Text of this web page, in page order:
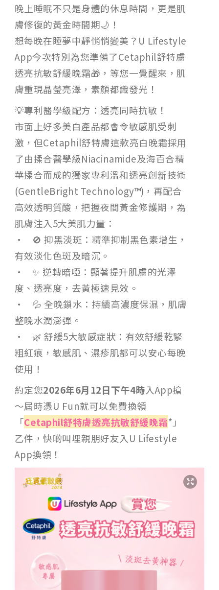
晚上睡眠不只是身體的休息時間，更是肌
膚修復的黃金時間期🌙！
想每晚在睡夢中靜悄悄變美？U Lifestyle
App今次特別為您準備了Cetaphil舒特膚
透亮抗敏舒緩晚霜🎁，等您一覺醒來，肌
膚重現晶瑩亮澤，素顏都識發光！
💡專利醫學級配方：透亮同時抗敏！
市面上好多美白產品都會令敏感肌受刺
激，但Cetaphil舒特膚這款亮白晚霜採用
了由揉合醫學級Niacinamide及海百合精
華揉合而成的獨家專利溫和透亮創新技術
(GentleBright Technology™)，再配合
高效透明質酸，把握夜間黃金修護期，為
肌膚注入5大美肌力量：
• 🚫 抑黑淡斑：精準抑制黑色素增生，
有效淡化色斑及暗沉。
• ✨ 逆轉暗啞：顯著提升肌膚的光澤
度、透亮度，去黃極速見效。
• 💦 全晚鎖水：持續高濃度保濕，肌膚
整晚水潤澎彈。
• 🌿 舒緩5大敏感症狀：有效舒緩乾緊
粗紅痕，敏感肌、濕疹肌都可以安心每晚
使用！
約定您2026年6月12日下午4時入App搶
～屆時憑U Fun就可以免費換領
「Cetaphil舒特膚透亮抗敏舒緩晚霜*」
乙件，快啲叫埋親朋好友入U Lifestyle
App換領！